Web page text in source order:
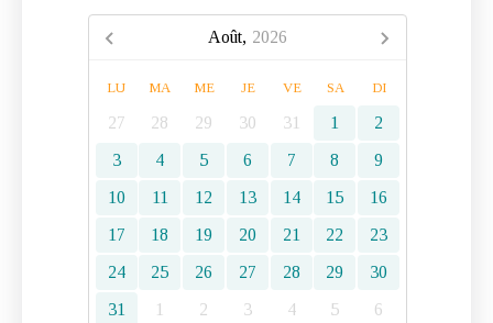
Août, 2026
LU MA ME JE VE SA DI
27 28 29 30 31 1
2
3
4 5 6 7 8
9
10
11 12 13 14 15
16
17
18 19 20 21 22
23
24
25 26 27 28 29
30
31
1 2 3 4 5 6